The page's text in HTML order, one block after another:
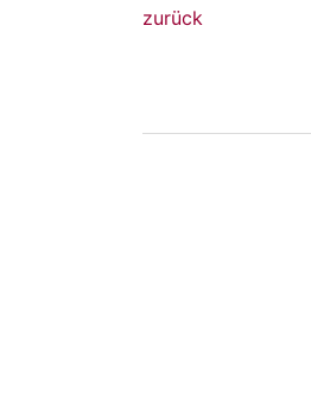
zurück